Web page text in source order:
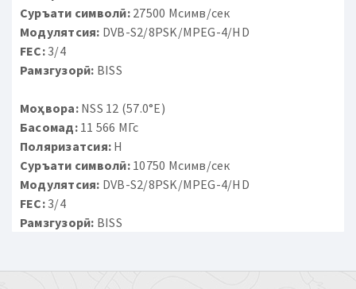
Суръати символӣ:27500 Мсимв/сек
Модулятсия: DVB-S2/8PSK/MPEG-4/HD
FEC:3/4
Рамзгузорӣ: BISS
Моҳвора:NSS 12 (57.0°E)
Басомад:11 566 МГс
Поляризатсия: H
Суръати символӣ:10750 Мсимв/сек
Модулятсия: DVB-S2/8PSK/MPEG-4/HD
FEC:3/4
Рамзгузорӣ: BISS